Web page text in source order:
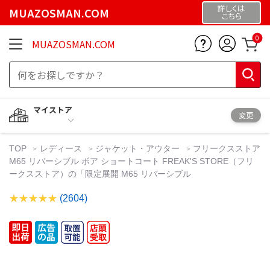
MUAZOSMAN.COM 詳しくは
こちら
MUAZOSMAN.COM 0
マイストア
変更
TOP レディース ジャケット・アウター
フリークスストア
M65 リバーシブル ボア ショートコート FREAK'S STORE（フリ
ークスストア）の「限定展開 M65 リバーシブル
(2604)